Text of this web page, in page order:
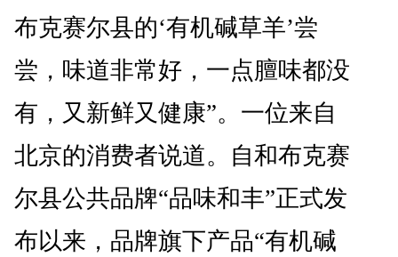
布克赛尔县的‘有机碱草羊’尝
尝，味道非常好，一点膻味都没
有，又新鲜又健康”。一位来自
北京的消费者说道。自和布克赛
尔县公共品牌“品味和丰”正式发
布以来，品牌旗下产品“有机碱